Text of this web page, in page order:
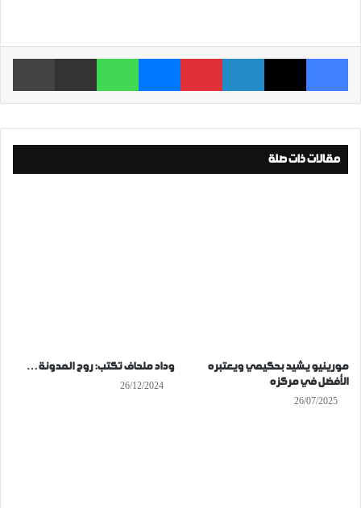
فيسبوك ‫X لينكدإن بينتيريست ماسنجر واتساب مشاركة عبر البريد
مقالات ذات صلة
مورينيو يشيد بحكيمي ويعتبره
الأفضل في مركزه
26/07/2025
وداد ملحاف تكتب: روح المدونة…
26/12/2024